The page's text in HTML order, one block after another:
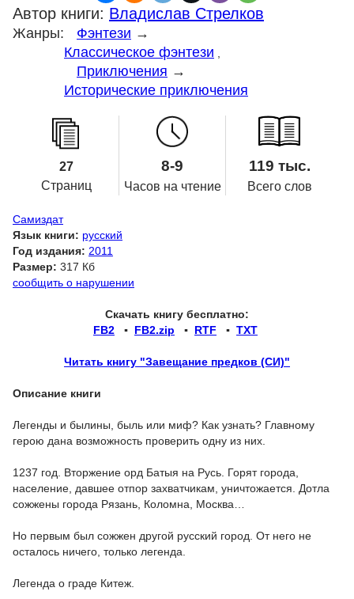
Автор книги: Владислав Стрелков
Жанры: Фэнтези →
Классическое фэнтези
Приключения →
Исторические приключения
27
Страниц
8-9
Часов на чтение
119 тыс.
Всего слов
Самиздат
Язык книги: русский
Год издания: 2011
Размер: 317 Кб
сообщить о нарушении
Скачать книгу бесплатно:
FB2 ▪ FB2.zip ▪ RTF ▪ TXT
Читать книгу "Завещание предков (СИ)"
Описание книги
Легенды и былины, быль или миф? Как узнать? Главному
герою дана возможность проверить одну из них.
1237 год. Вторжение орд Батыя на Русь. Горят города,
население, давшее отпор захватчикам, уничтожается. Дотла
сожжены города Рязань, Коломна, Москва…
Но первым был сожжен другой русский город. От него не
осталось ничего, только легенда.
Легенда о граде Китеж.